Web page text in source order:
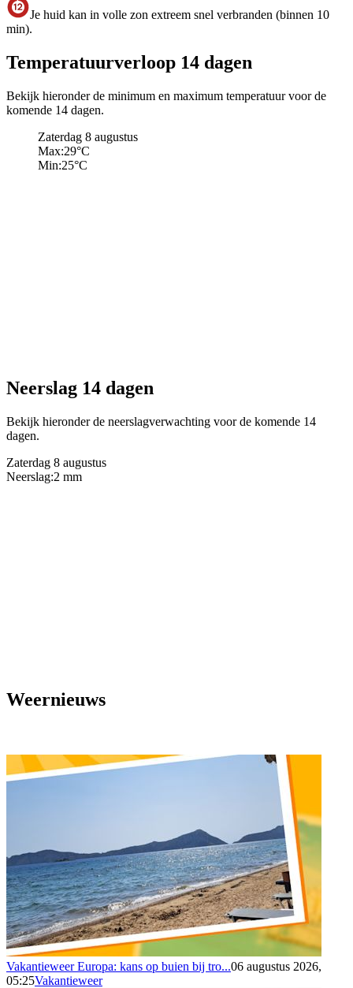
Je huid kan in volle zon extreem snel verbranden (binnen 10
min).
Temperatuurverloop 14 dagen
Bekijk hieronder de minimum en maximum temperatuur voor de
komende 14 dagen.
Zaterdag 8 augustus
Max:29°C
Min:25°C
Neerslag 14 dagen
Bekijk hieronder de neerslagverwachting voor de komende 14
dagen.
Zaterdag 8 augustus
Neerslag:2 mm
Weernieuws
Vakantieweer Europa: kans op buien bij tro...06 augustus 2026,
05:25Vakantieweer